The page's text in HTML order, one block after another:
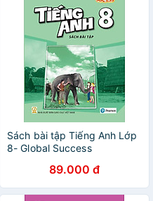
Sách bài tập Tiếng Anh Lớp
8- Global Success
89.000 đ